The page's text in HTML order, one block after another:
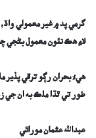
گرمي پد ۾ غير معمولي
لاءِ هڪ نئون معمول بڻجي
هيءُبحران رڳو ترقي پذير
طور تي ٿڌا ملڪ به ان جي
عبدالله عثمان مورائي